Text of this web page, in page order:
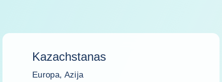
Kazachstanas
Europa, Azija